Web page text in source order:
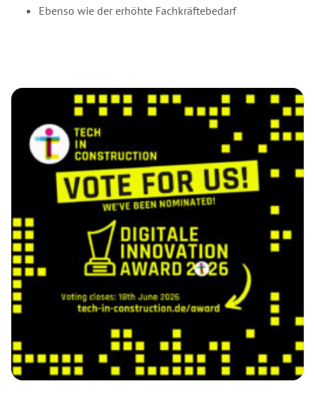
Ebenso wie der erhöhte Fachkräftebedarf